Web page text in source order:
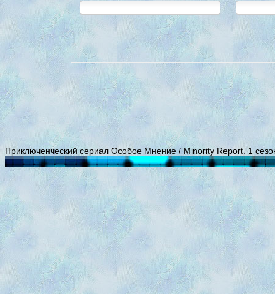
Приключенческий сериал Особое Мнение / Minority Report. 1